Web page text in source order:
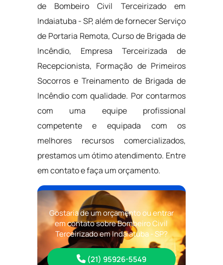
de Bombeiro Civil Terceirizado em
Indaiatuba - SP, além de fornecer Serviço
de Portaria Remota, Curso de Brigada de
Incêndio, Empresa Terceirizada de
Recepcionista, Formação de Primeiros
Socorros e Treinamento de Brigada de
Incêndio com qualidade. Por contarmos
com uma equipe profissional
competente e equipada com os
melhores recursos comercializados,
prestamos um ótimo atendimento. Entre
em contato e faça um orçamento.
Gostaria de um orçamento ou entrar
em contato sobre Bombeiro Civil
Terceirizado em Indaiatuba - SP?
(21) 95926-5549